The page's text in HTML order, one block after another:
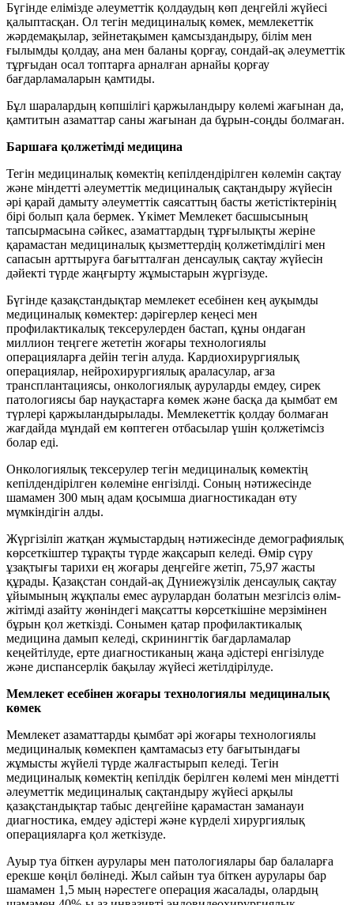
Бүгінде елімізде әлеуметтік қолдаудың көп деңгейлі жүйесі
қалыптасқан. Ол тегін медициналық көмек, мемлекеттік
жәрдемақылар, зейнетақымен қамсыздандыру, білім мен
ғылымды қолдау, ана мен баланы қорғау, сондай-ақ әлеуметтік
тұрғыдан осал топтарға арналған арнайы қорғау
бағдарламаларын қамтиды.
Бұл шаралардың көпшілігі қаржыландыру көлемі жағынан да,
қамтитын азаматтар саны жағынан да бұрын-соңды болмаған.
Баршаға қолжетімді медицина
Тегін медициналық көмектің кепілдендірілген көлемін сақтау
және міндетті әлеуметтік медициналық сақтандыру жүйесін
әрі қарай дамыту әлеуметтік саясаттың басты жетістіктерінің
бірі болып қала бермек. Үкімет Мемлекет басшысының
тапсырмасына сәйкес, азаматтардың тұрғылықты жеріне
қарамастан медициналық қызметтердің қолжетімділігі мен
сапасын арттыруға бағытталған денсаулық сақтау жүйесін
дәйекті түрде жаңғырту жұмыстарын жүргізуде.
Бүгінде қазақстандықтар мемлекет есебінен кең ауқымды
медициналық көмектер: дәрігерлер кеңесі мен
профилактикалық тексерулерден бастап, құны ондаған
миллион теңгеге жететін жоғары технологиялы
операцияларға дейін тегін алуда. Кардиохирургиялық
операциялар, нейрохирургиялық араласулар, ағза
трансплантациясы, онкологиялық ауруларды емдеу, сирек
патологиясы бар науқастарға көмек және басқа да қымбат ем
түрлері қаржыландырылады. Мемлекеттік қолдау болмаған
жағдайда мұндай ем көптеген отбасылар үшін қолжетімсіз
болар еді.
Онкологиялық тексерулер тегін медициналық көмектің
кепілдендірілген көлеміне енгізілді. Соның нәтижесінде
шамамен 300 мың адам қосымша диагностикадан өту
мүмкіндігін алды.
Жүргізіліп жатқан жұмыстардың нәтижесінде демографиялық
көрсеткіштер тұрақты түрде жақсарып келеді. Өмір сүру
ұзақтығы тарихи ең жоғары деңгейге жетіп, 75,97 жасты
құрады. Қазақстан сондай-ақ Дүниежүзілік денсаулық сақтау
ұйымының жұқпалы емес аурулардан болатын мезгілсіз өлім-
жітімді азайту жөніндегі мақсатты көрсеткішіне мерзімінен
бұрын қол жеткізді. Сонымен қатар профилактикалық
медицина дамып келеді, скринингтік бағдарламалар
кеңейтілуде, ерте диагностиканың жаңа әдістері енгізілуде
және диспансерлік бақылау жүйесі жетілдірілуде.
Мемлекет есебінен жоғары технологиялы медициналық
көмек
Мемлекет азаматтарды қымбат әрі жоғары технологиялы
медициналық көмекпен қамтамасыз ету бағытындағы
жұмысты жүйелі түрде жалғастырып келеді. Тегін
медициналық көмектің кепілдік берілген көлемі мен міндетті
әлеуметтік медициналық сақтандыру жүйесі арқылы
қазақстандықтар табыс деңгейіне қарамастан заманауи
диагностика, емдеу әдістері және күрделі хирургиялық
операцияларға қол жеткізуде.
Ауыр туа біткен аурулары мен патологиялары бар балаларға
ерекше көңіл бөлінеді. Жыл сайын туа біткен аурулары бар
шамамен 1,5 мың нәрестеге операция жасалады, олардың